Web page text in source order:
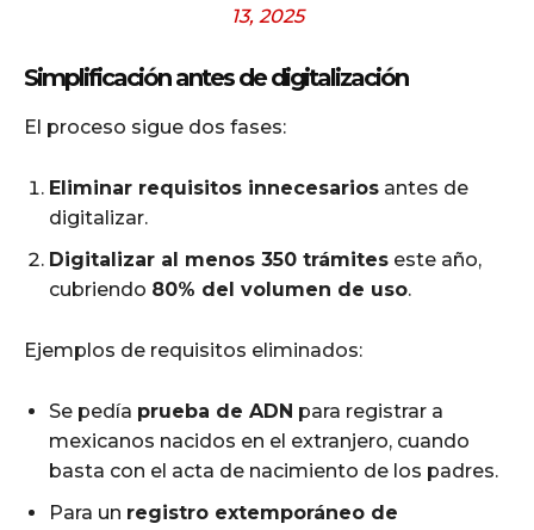
13, 2025
Simplificación antes de digitalización
El proceso sigue dos fases:
Eliminar requisitos innecesarios antes de
digitalizar.
Digitalizar al menos 350 trámites este año,
cubriendo 80% del volumen de uso.
Ejemplos de requisitos eliminados:
Se pedía prueba de ADN para registrar a
mexicanos nacidos en el extranjero, cuando
basta con el acta de nacimiento de los padres.
Para un registro extemporáneo de